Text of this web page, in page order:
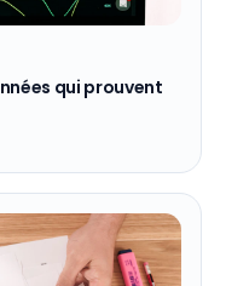
qui prouvent